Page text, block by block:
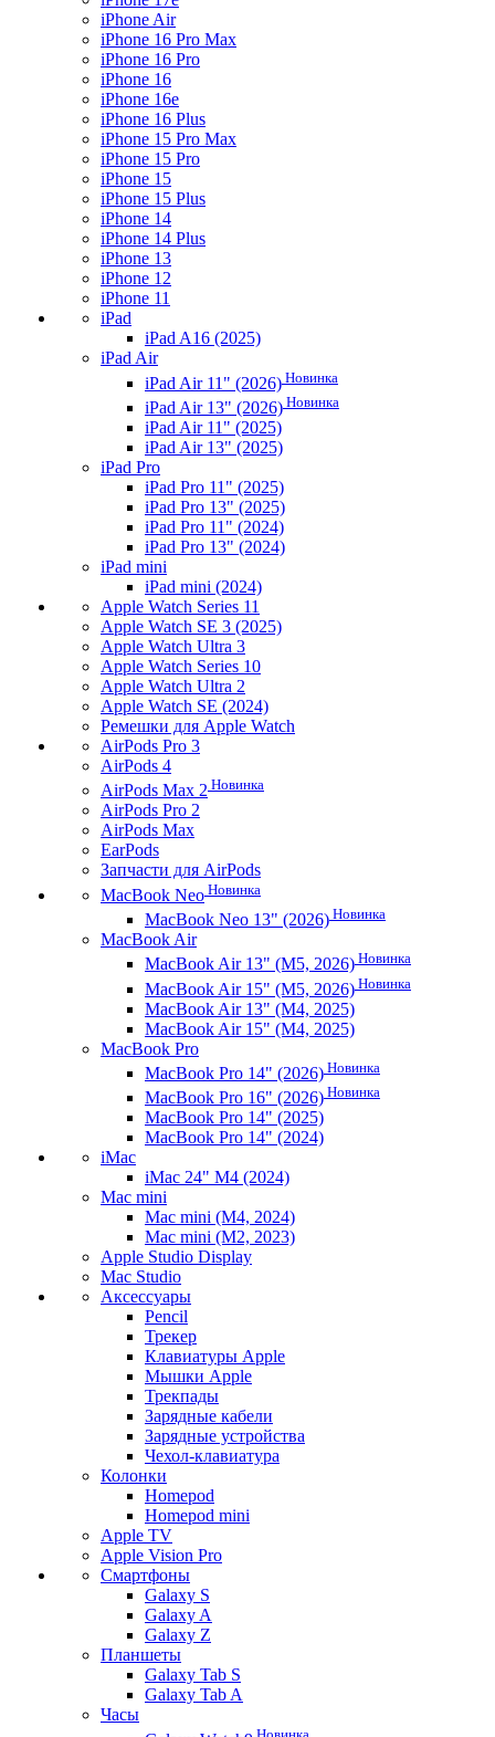
iPhone Air
iPhone 16 Pro Max
iPhone 16 Pro
iPhone 16
iPhone 16e
iPhone 16 Plus
iPhone 15 Pro Max
iPhone 15 Pro
iPhone 15
iPhone 15 Plus
iPhone 14
iPhone 14 Plus
iPhone 13
iPhone 12
iPhone 11
iPad
iPad A16 (2025)
iPad Air
iPad Air 11" (2026) Новинка
iPad Air 13" (2026) Новинка
iPad Air 11" (2025)
iPad Air 13" (2025)
iPad Pro
iPad Pro 11" (2025)
iPad Pro 13" (2025)
iPad Pro 11" (2024)
iPad Pro 13" (2024)
iPad mini
iPad mini (2024)
Apple Watch Series 11
Apple Watch SE 3 (2025)
Apple Watch Ultra 3
Apple Watch Series 10
Apple Watch Ultra 2
Apple Watch SE (2024)
Ремешки для Apple Watch
AirPods Pro 3
AirPods 4
AirPods Max 2 Новинка
AirPods Pro 2
AirPods Max
EarPods
Запчасти для AirPods
MacBook Neo Новинка
MacBook Neo 13" (2026) Новинка
MacBook Air
MacBook Air 13" (M5, 2026) Новинка
MacBook Air 15" (M5, 2026) Новинка
MacBook Air 13" (M4, 2025)
MacBook Air 15" (M4, 2025)
MacBook Pro
MacBook Pro 14" (2026) Новинка
MacBook Pro 16" (2026) Новинка
MacBook Pro 14" (2025)
MacBook Pro 14" (2024)
iMac
iMac 24" M4 (2024)
Mac mini
Mac mini (M4, 2024)
Mac mini (M2, 2023)
Apple Studio Display
Mac Studio
Аксессуары
Pencil
Трекер
Клавиатуры Apple
Мышки Apple
Трекпады
Зарядные кабели
Зарядные устройства
Чехол-клавиатура
Колонки
Homepod
Homepod mini
Apple TV
Apple Vision Pro
Смартфоны
Galaxy S
Galaxy A
Galaxy Z
Планшеты
Galaxy Tab S
Galaxy Tab A
Часы
Новинка